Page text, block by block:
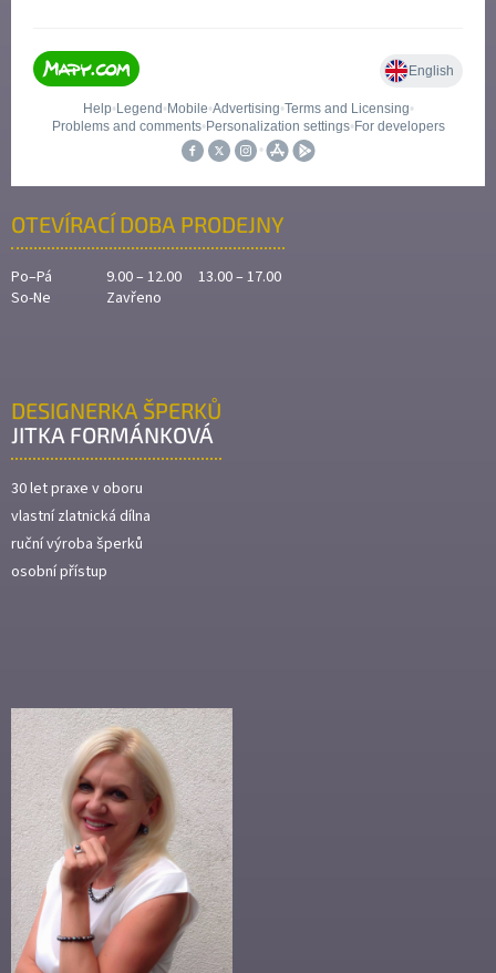
OTEVÍRACÍ DOBA PRODEJNY
Po–Pá
9.00 – 12.00 13.00 – 17.00
So-Ne
Zavřeno
DESIGNERKA ŠPERKŮ
JITKA FORMÁNKOVÁ
30 let praxe v oboru
vlastní zlatnická dílna
ruční výroba šperků
osobní přístup